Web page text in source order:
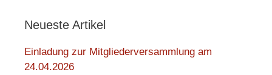
Neueste Artikel
Einladung zur Mitgliederversammlung am
24.04.2026